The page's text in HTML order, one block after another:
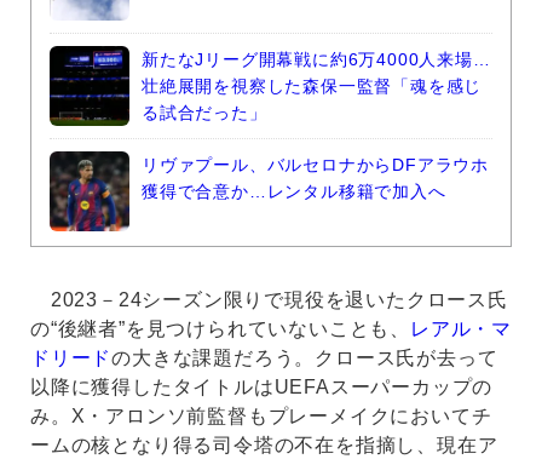
新たなJリーグ開幕戦に約6万4000人来場…
壮絶展開を視察した森保一監督「魂を感じ
る試合だった」
リヴァプール、バルセロナからDFアラウホ
獲得で合意か…レンタル移籍で加入へ
2023－24シーズン限りで現役を退いたクロース氏
の“後継者”を見つけられていないことも、
レアル・マ
ドリードの大きな課題だろう。クロース氏が去って
以降に獲得したタイトルはUEFAスーパーカップの
み。X・アロンソ前監督もプレーメイクにおいてチ
ームの核となり得る司令塔の不在を指摘し、現在ア